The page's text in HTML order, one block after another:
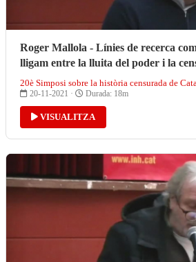
Roger Mallola - Línies de recerca
lligam entre la lluita del poder i la
20è Simposi sobre la història censurada de
20-11-2021 · Durada: 18m
VISUALITZA